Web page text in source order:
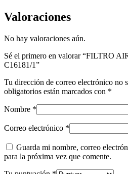
Valoraciones
No hay valoraciones aún.
Sé el primero en valorar “FILTRO
C16181/1”
Tu dirección de correo electrónico no
obligatorios están marcados con *
Nombre *
Correo electrónico *
Guarda mi nombre, correo
para la próxima vez que comente.